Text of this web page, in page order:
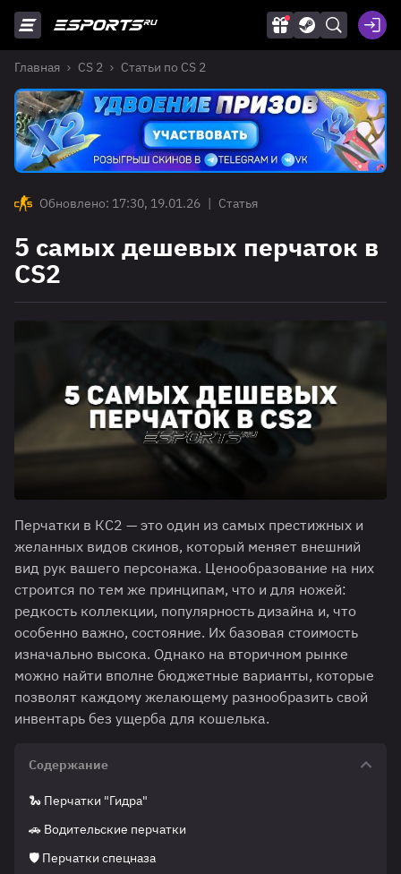
Главная CS 2 Статьи по CS 2
Обновлено: 17:30, 19.01.26 | Статья
5 самых дешевых перчаток в
CS2
Перчатки в КС2 — это один из самых престижных и
желанных видов скинов, который меняет внешний
вид рук вашего персонажа. Ценообразование на них
строится по тем же принципам, что и для ножей:
редкость коллекции, популярность дизайна и, что
особенно важно, состояние. Их базовая стоимость
изначально высока. Однако на вторичном рынке
можно найти вполне бюджетные варианты, которые
позволят каждому желающему разнообразить свой
инвентарь без ущерба для кошелька.
Содержание
🐍 Перчатки "Гидра"
🚗 Водительские перчатки
🛡️ Перчатки спецназа